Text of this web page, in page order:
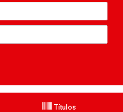
Títulos